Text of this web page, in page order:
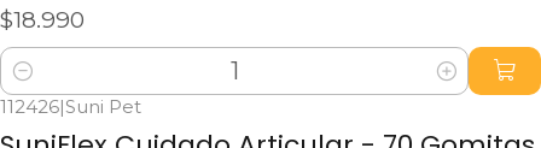
$18.990
Cantidad
112426|Suni Pet